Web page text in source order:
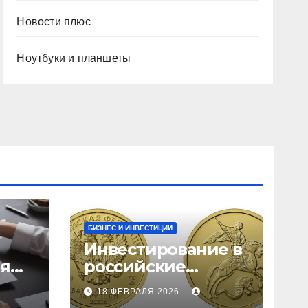
Новости плюс
Ноутбуки и планшеты
БИЗНЕС И ИНВЕСТИЦИИ
Инвестирование в
российские
золотые монеты:
подробное
18 ФЕВРАЛЯ 2026